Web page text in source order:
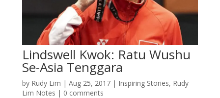
Lindswell Kwok: Ratu Wushu
Se-Asia Tenggara
by Rudy Lim | Aug 25, 2017| Inspiring Stories, Rudy
Lim Notes | 0 comments